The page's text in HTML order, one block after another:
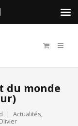
du monde
Actualités,